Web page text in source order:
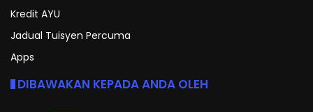
Kredit AYU
Jadual Tuisyen Percuma
Apps
DIBAWAKAN KEPADA ANDA OLEH